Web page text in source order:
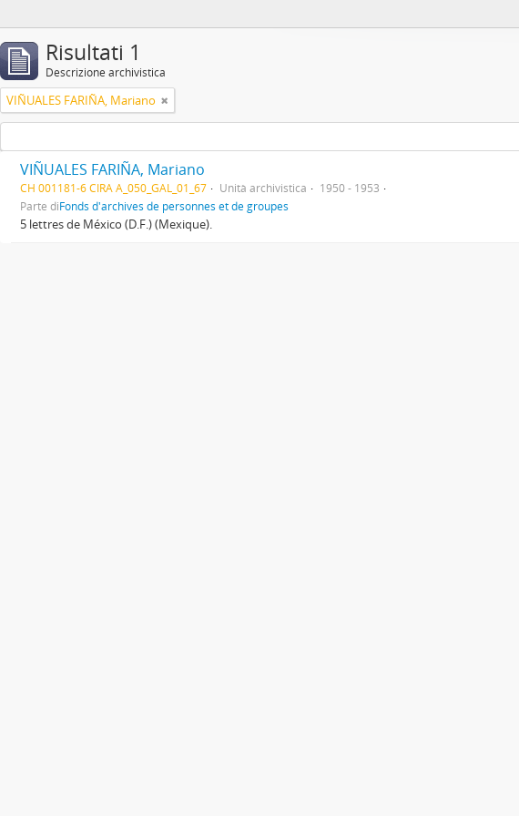
Risultati 1
Descrizione archivistica
VIÑUALES FARIÑA, Mariano
VIÑUALES FARIÑA, Mariano
CH 001181-6 CIRA A_050_GAL_01_67 Unità archivistica
1950 - 1953
Parte diFonds d'archives de personnes et de groupes
5 lettres de México (D.F.) (Mexique).